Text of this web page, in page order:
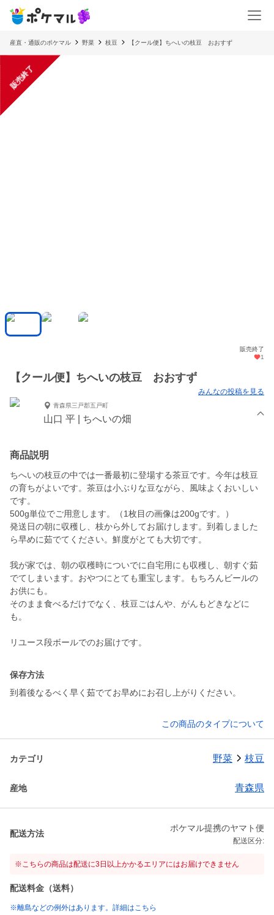
産直・通販のポケマル 野菜 枝豆 【クール便】ちへいの枝豆 おおすず
販売終了
販売終了
1
【クール便】ちへいの枝豆 おおすず
みんなの投稿を見る
青森県三戸郡五戸町
山口 平 | ちへいの畑
商品説明
ちへいの枝豆の中では一番最初に登場する茶豆です。今年は枝豆
の育ちがよいです。茶豆は小ぶりな豆ながら、風味よくおいしい
です。
500g単位でご用意します。（1枚目の画像は200gです。）
発送日の朝に収穫し、枝から外してお届けします。到着しました
ら早めに茹でてください。鮮度がとても大切です。
我が家では、朝の収穫時についでに自宅用にも収穫し、朝すぐ茹
でてしまいます。おやつにとても重宝します。もちろんビールの
お供にも。
そのまま食べるだけでなく、枝豆ごはんや、がんもどきなどに
も。
リユース段ボールでのお届けです。
保存方法
到着後なるべく早く茹でてお早めにお召し上がりください。
この商品のタイプについて
カテゴリ 野菜 枝豆
産地 青森県
配送方法
ポケマル提携のヤマト便
配送区分:
※こちらの商品は配送に3日以上かかるエリアにはお届けできません
配送料金（送料）
※離島などの例外はあります。詳細はこちら